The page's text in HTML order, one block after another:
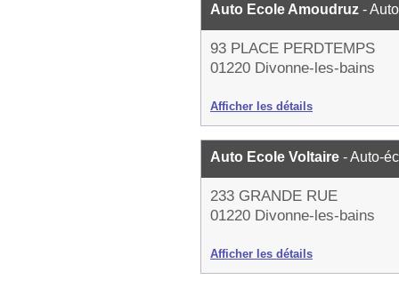
Auto Ecole Amoudruz -
93 PLACE PERDTEMPS
01220 Divonne-les-bains
Afficher les détails
Auto Ecole Voltaire - Auto-
233 GRANDE RUE
01220 Divonne-les-bains
Afficher les détails